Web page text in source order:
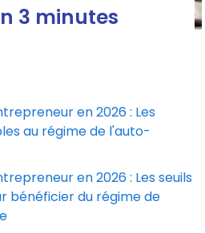
3 minutes
en 2026 : Les
au régime de l'auto-
en 2026 : Les seuils
bénéficier du régime de